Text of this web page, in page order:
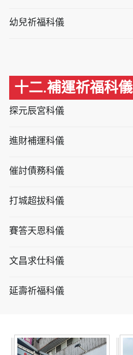
幼兒祈福科儀
十二.補運祈福科儀
探元辰宮科儀
進財補運科儀
催討債務科儀
打城超拔科儀
賽答天恩科儀
文昌求仕科儀
延壽祈福科儀